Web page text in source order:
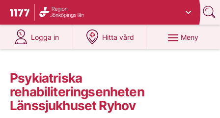
Till startsidan för 1177
Du har valt region
Logga in
på 1177.se
Hitta vård
på 1177.se
Meny
Psykiatriska
rehabiliteringsenheten
Länssjukhuset Ryhov